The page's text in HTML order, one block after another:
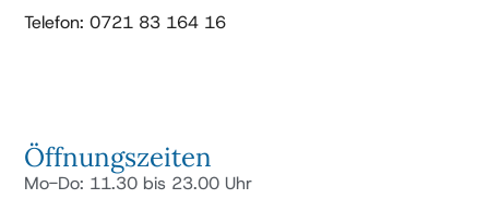
Öffnungszeiten
Mo-Do: 11.30 bis 23.00 Uhr
Telefon: 0721 83 164 16